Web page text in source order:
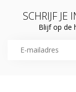
SCHRIJF JE
Blijf op de